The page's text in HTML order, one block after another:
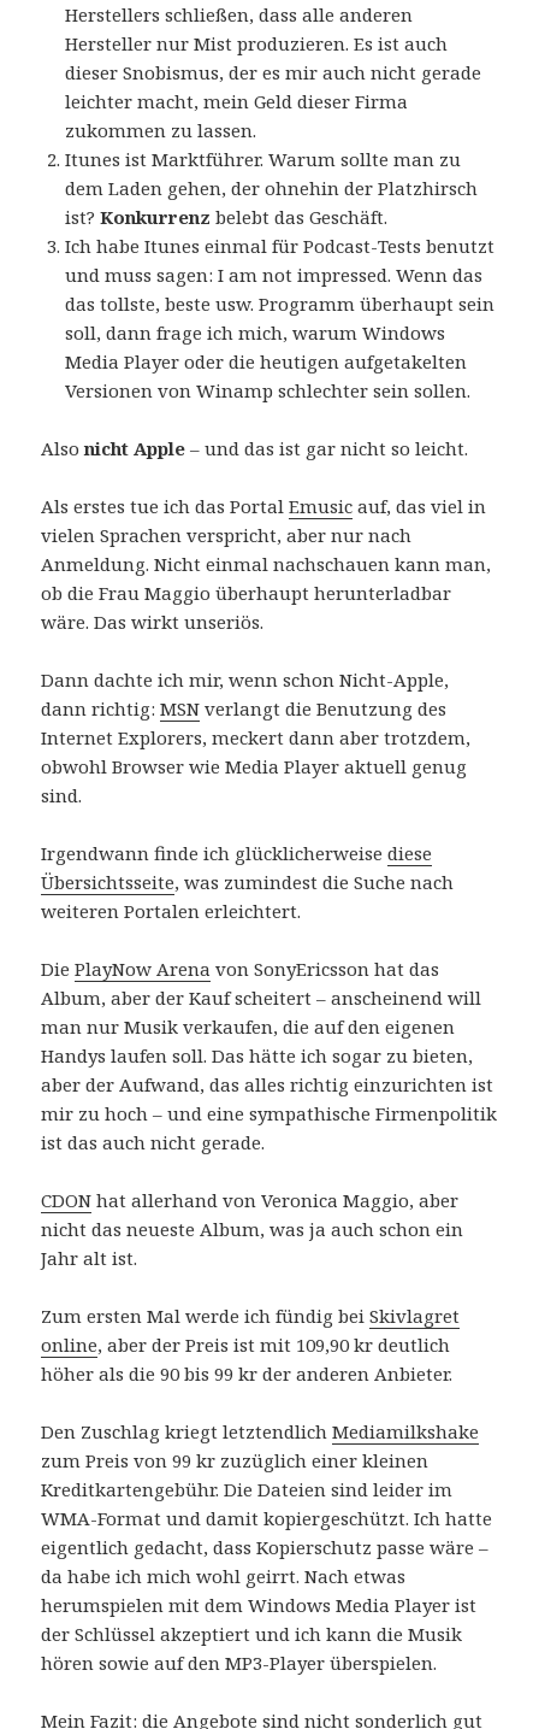
Herstellers schließen, dass alle anderen
Hersteller nur Mist produzieren. Es ist auch
dieser Snobismus, der es mir auch nicht gerade
leichter macht, mein Geld dieser Firma
zukommen zu lassen.
Itunes ist Marktführer. Warum sollte man zu
dem Laden gehen, der ohnehin der Platzhirsch
ist?Konkurrenz belebt das Geschäft.
Ich habe Itunes einmal für Podcast-Tests benutzt
und muss sagen: I am not impressed. Wenn das
das tollste, beste usw. Programm überhaupt sein
soll, dann frage ich mich, warum Windows
Media Player oder die heutigen aufgetakelten
Versionen von Winamp schlechter sein sollen.
Alsonicht Apple – und das ist gar nicht so leicht.
Als erstes tue ich das PortalEmusic auf, das viel in
vielen Sprachen verspricht, aber nur nach
Anmeldung. Nicht einmal nachschauen kann man,
ob die Frau Maggio überhaupt herunterladbar
wäre. Das wirkt unseriös.
Dann dachte ich mir, wenn schon Nicht-Apple,
dann richtig:MSN verlangt die Benutzung des
Internet Explorers, meckert dann aber trotzdem,
obwohl Browser wie Media Player aktuell genug
sind.
Irgendwann finde ich glücklicherweisediese
Übersichtsseite, was zumindest die Suche nach
weiteren Portalen erleichtert.
DiePlayNow Arena von SonyEricsson hat das
Album, aber der Kauf scheitert – anscheinend will
man nur Musik verkaufen, die auf den eigenen
Handys laufen soll. Das hätte ich sogar zu bieten,
aber der Aufwand, das alles richtig einzurichten ist
mir zu hoch – und eine sympathische Firmenpolitik
ist das auch nicht gerade.
CDON hat allerhand von Veronica Maggio, aber
nicht das neueste Album, was ja auch schon ein
Jahr alt ist.
Zum ersten Mal werde ich fündig beiSkivlagret
online, aber der Preis ist mit 109,90 kr deutlich
höher als die 90 bis 99 kr der anderen Anbieter.
Den Zuschlag kriegt letztendlichMediamilkshake
zum Preis von 99 kr zuzüglich einer kleinen
Kreditkartengebühr. Die Dateien sind leider im
WMA-Format und damit kopiergeschützt. Ich hatte
eigentlich gedacht, dass Kopierschutz passe wäre –
da habe ich mich wohl geirrt. Nach etwas
herumspielen mit dem Windows Media Player ist
der Schlüssel akzeptiert und ich kann die Musik
hören sowie auf den MP3-Player überspielen.
Mein Fazit: die Angebote sind nicht sonderlich gut